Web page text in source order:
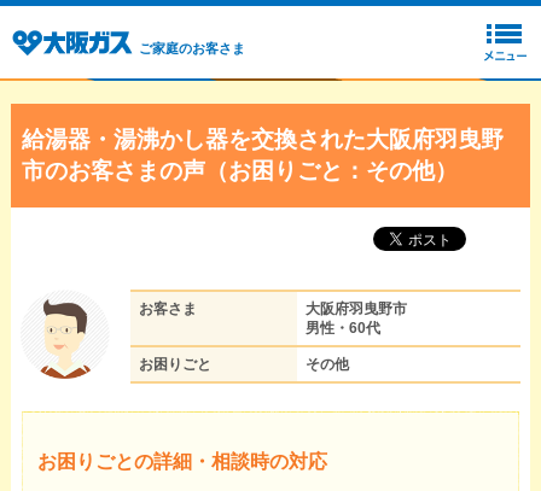
ご家庭のお客さま
給湯器・湯沸かし器を交換された大阪府羽曳野
市のお客さまの声（お困りごと：その他）
お客さま
大阪府羽曳野市
男性・60代
お困りごと その他
お困りごとの詳細・相談時の対応